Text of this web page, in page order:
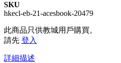
SKU
hkecl-eb-21-acesbook-20479
此商品只供教城用戶購買。
請先 登入
詳細描述